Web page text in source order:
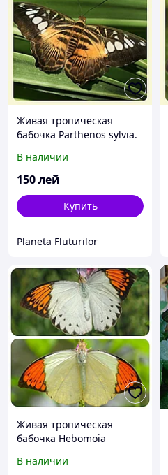
Живая тропическая
бабочка Parthenos sylvia.
В наличии
150лей
Купить
Planeta Fluturilor
Живая тропическая
бабочка Hebomoia
В наличии